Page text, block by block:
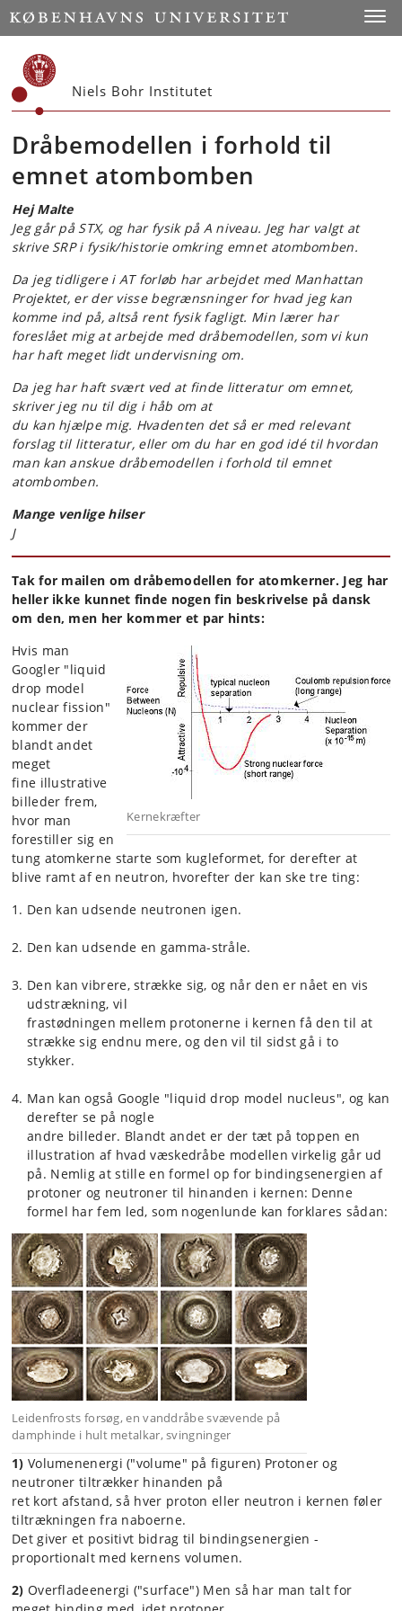
Start
Niels Bohr Institutet
Dråbemodellen i forhold til
emnet atombomben
Hej Malte
Jeg går på STX, og har fysik på A niveau. Jeg har valgt at
skrive SRP i fysik/historie omkring emnet atombomben.
Da jeg tidligere i AT forløb har arbejdet med Manhattan
Projektet, er der visse begrænsninger for hvad jeg kan
komme ind på, altså rent fysik fagligt. Min lærer har
foreslået mig at arbejde med dråbemodellen, som vi kun
har haft meget lidt undervisning om.
Da jeg har haft svært ved at finde litteratur om emnet,
skriver jeg nu til dig i håb om at
du kan hjælpe mig. Hvadenten det så er med relevant
forslag til litteratur, eller om du har en god idé til hvordan
man kan anskue dråbemodellen i forhold til emnet
atombomben.
Mange venlige hilser
J
Tak for mailen om dråbemodellen for atomkerner. Jeg har
heller ikke kunnet finde nogen fin beskrivelse på dansk
om den, men her kommer et par hints:
Kernekræfter
Hvis man
Googler "liquid
drop model
nuclear fission"
kommer der
blandt andet
meget
fine illustrative
billeder frem,
hvor man
forestiller sig en
tung atomkerne starte som kugleformet, for derefter at
blive ramt af en neutron, hvorefter der kan ske tre ting:
Den kan udsende neutronen igen.
Den kan udsende en gamma-stråle.
Den kan vibrere, strække sig, og når den er nået en vis
udstrækning, vil
frastødningen mellem protonerne i kernen få den til at
strække sig endnu mere, og den vil til sidst gå i to
stykker.
Man kan også Google "liquid drop model nucleus", og kan
derefter se på nogle
andre billeder. Blandt andet er der tæt på toppen en
illustration af hvad væskedråbe modellen virkelig går ud
på. Nemlig at stille en formel op for bindingsenergien af
protoner og neutroner til hinanden i kernen: Denne
formel har fem led, som nogenlunde kan forklares sådan:
Leidenfrosts forsøg, en vanddråbe svævende på
damphinde i hult metalkar, svingninger
1) Volumenenergi ("volume" på figuren) Protoner og
neutroner tiltrækker hinanden på
ret kort afstand, så hver proton eller neutron i kernen føler
tiltrækningen fra naboerne.
Det giver et positivt bidrag til bindingsenergien -
proportionalt med kernens volumen.
2) Overfladeenergi ("surface") Men så har man talt for